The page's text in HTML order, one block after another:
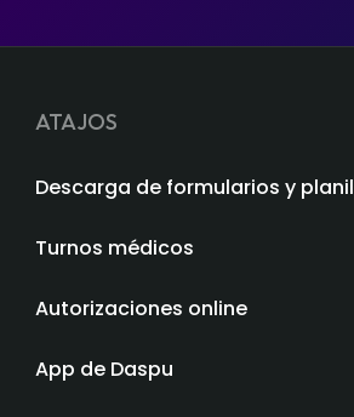
ATAJOS
Descarga de formularios y
Turnos médicos
Autorizaciones online
App de Daspu